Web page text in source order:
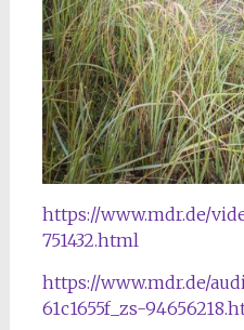
https://www.mdr.de/
751432.html
https://www.mdr.de/
61c1655f_zs-